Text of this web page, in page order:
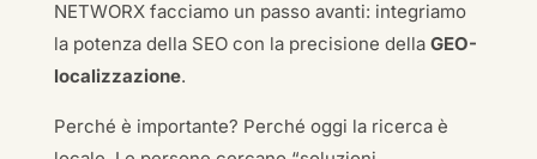
NETWORX facciamo un passo avanti: integriamo
la potenza della SEO con la precisione della GEO-
localizzazione.
Perché è importante? Perché oggi la ricerca è